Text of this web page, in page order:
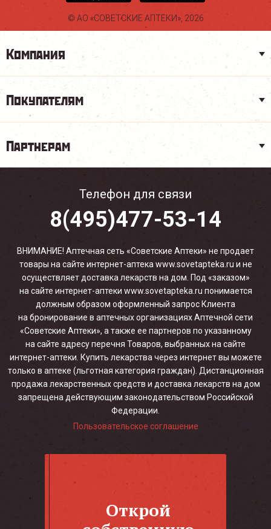
© АО «СОВЕТСКИЕ АПТЕКИ», 2026
Компания
Покупателям
Партнерам
Телефон для связи
8(495)477-53-14
ВНИМАНИЕ! Аптечная сеть «Советские Аптеки» не продает
товары на сайте интернет-аптека www.sovetapteka.ru и не
осуществляет доставка лекарств на дом. Под «заказом»
на сайте интернет-аптеки www.sovetapteka.ru понимается
должным образом оформленный запрос Клиента
на бронирование в аптечных организациях Аптечной сети
«Советские Аптеки», а также ее партнеров по указанному
на сайте адресу перечня Товаров, выбранных на сайте
интернет-аптеки. Купить лекарства через интернет вы можете
только в аптеке (льготная категория граждан). Дистанционная
продажа лекарственных средств и доставка лекарств на дом
запрещена действующим законодательством Российской
Федерации.
Пользовательское соглашение
Открой